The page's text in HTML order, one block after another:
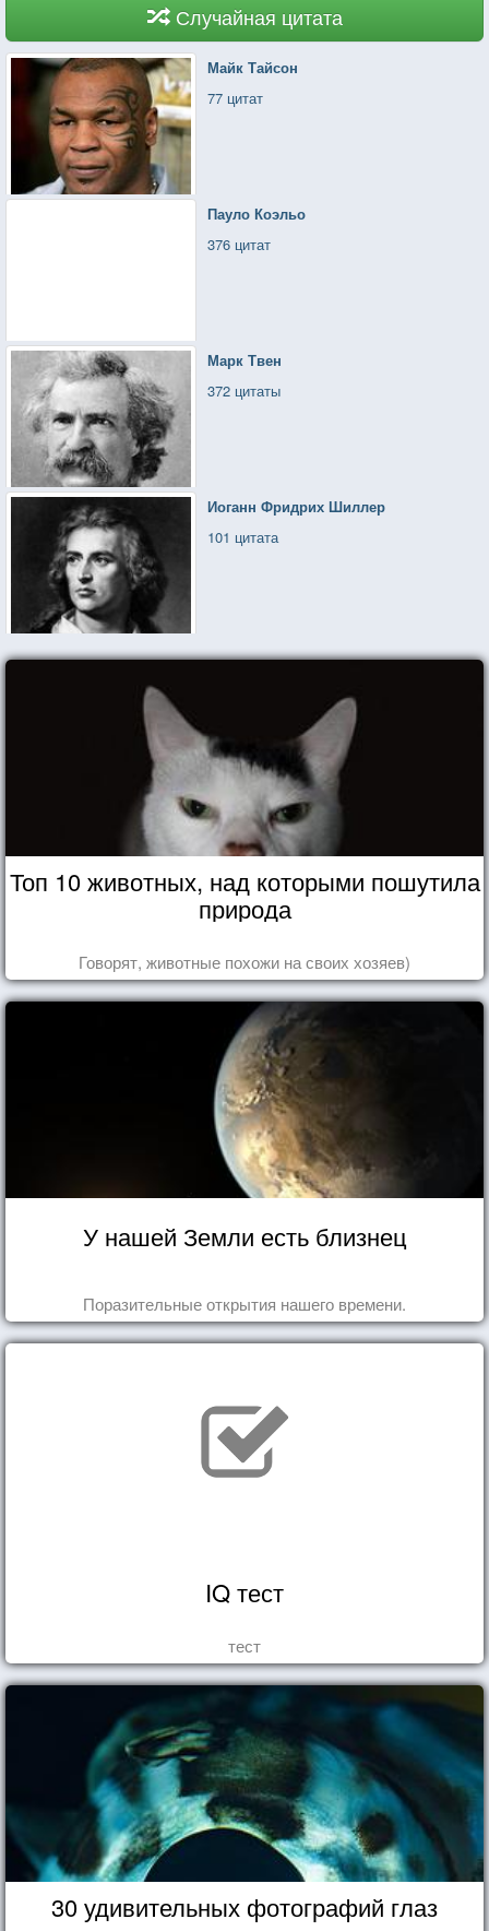
Случайная цитата
Майк Тайсон
77 цитат
Пауло Коэльо
376 цитат
Марк Твен
372 цитаты
Иоганн Фридрих Шиллер
101 цитата
Топ 10 животных, над которыми пошутила
природа
Говорят, животные похожи на своих хозяев)
У нашей Земли есть близнец
Поразительные открытия нашего времени.
IQ тест
тест
30 удивительных фотографий глаз